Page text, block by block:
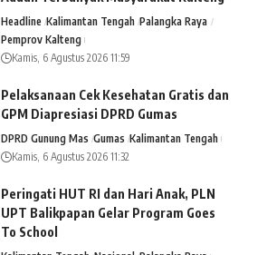
Headline Kalimantan Tengah Palangka Raya
Pemprov Kalteng
Kamis, 6 Agustus 2026 11:59
Pelaksanaan Cek Kesehatan Gratis dan
GPM Diapresiasi DPRD Gumas
DPRD Gunung Mas Gumas Kalimantan Tengah
Kamis, 6 Agustus 2026 11:32
Peringati HUT RI dan Hari Anak, PLN
UPT Balikpapan Gelar Program Goes
To School